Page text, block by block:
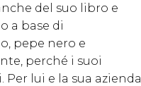
del suo libro e
a base di
pepe nero e
perché i suoi
lui e la sua azienda